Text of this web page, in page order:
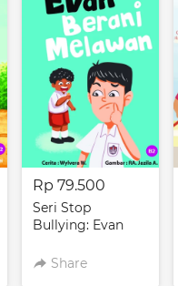
Rp 79.500
Seri Stop
Bullying: Evan
Share